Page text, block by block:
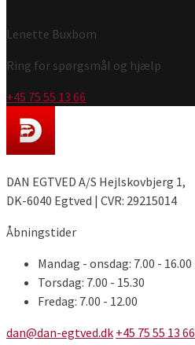
Lenette Buxbom
Ring for spørgsmål og hjælp
+45 75 55 13 66
DAN EGTVED A/S Hejlskovbjerg 1,
DK-6040 Egtved | CVR: 29215014
Åbningstider
Mandag - onsdag: 7.00 - 16.00
Torsdag: 7.00 - 15.30
Fredag: 7.00 - 12.00
dan@dan-egtved.dk +45 75 55 13 66